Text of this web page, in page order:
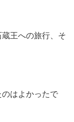
王への旅行、そ
はよかったで